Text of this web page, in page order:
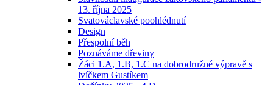
13. října 2025
Svatováclavské poohlédnutí
Design
Přespolní běh
Poznáváme dřeviny
Žáci 1.A, 1.B, 1.C na dobrodružné výpravě s
lvíčkem Gustíkem